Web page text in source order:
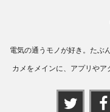
電気の通うモノが好き。たぶ
カメをメインに、アプリやア